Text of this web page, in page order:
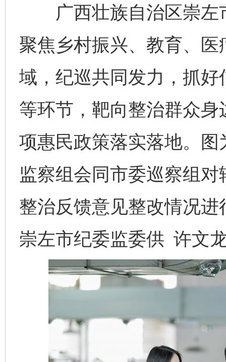
广西壮族自治区崇左
聚焦乡村振兴、教育、医
域，纪巡共同发力，抓
等环节，靶向整治群众
项惠民政策落实落地。
监察组会同市委巡察组对
整治反馈意见整改情况
崇左市纪委监委供 许文